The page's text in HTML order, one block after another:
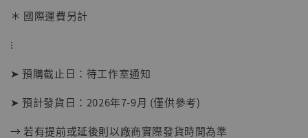
摩 [7STARS Studio]
＊ 國際運費另計
⁝
➤ 預購截止日：待工作室通知
➤ 預計發貨日：2026年7-9月 (僅供參考)
→ 若有提前或延後則以廠商實際發貨時間為準